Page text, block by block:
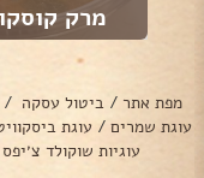
מרק
מפת אתר / ביטול עסקה /
עוגת שמרים / עוגת
עוגיות שוקולד צ׳יפס